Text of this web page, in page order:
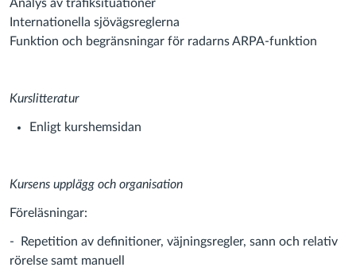
Analys av trafiksituationer
Internationella sjövägsreglerna
Funktion och begränsningar för radarns ARPA-funktion
Kurslitteratur
Enligt kurshemsidan
Kursens upplägg och organisation
Föreläsningar:
- Repetition av definitioner, väjningsregler, sann och relativ
rörelse samt manuell